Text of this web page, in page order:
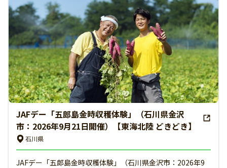
JAFデー「五郎島金時収穫体験」（石川県金沢
市：2026年9月21日開催）【東海北陸 どきどき】
石川県
JAFデー「五郎島金時収穫体験」（石川県金沢市：2026年9